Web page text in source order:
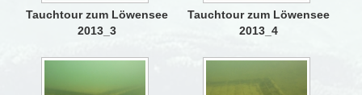
Tauchtour zum Löwensee
2013_3
Tauchtour zum Löwensee
2013_4